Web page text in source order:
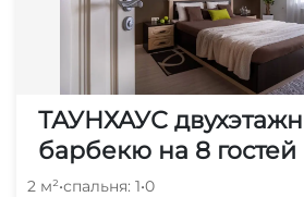
ТАУНХАУС
барбекю на 8 гостей
2 м²•спальня: 1•0